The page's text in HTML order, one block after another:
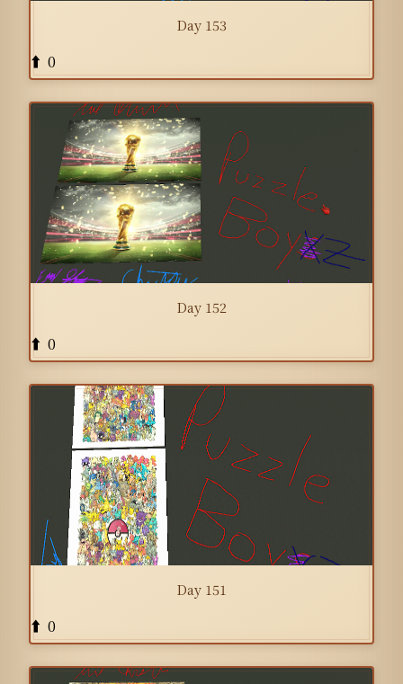
Day 153
⬆️ 0
Day 152
⬆️ 0
Day 151
⬆️ 0